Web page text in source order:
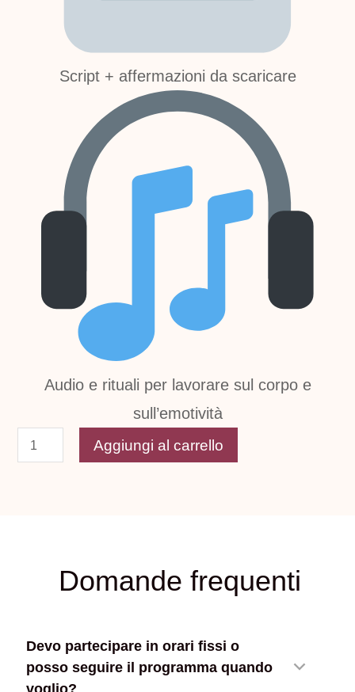
Script + affermazioni da scaricare
Audio e rituali per lavorare sul corpo e
sull’emotività
Aggiungi al carrello
Domande frequenti
Devo partecipare in orari fissi o
posso seguire il programma quando